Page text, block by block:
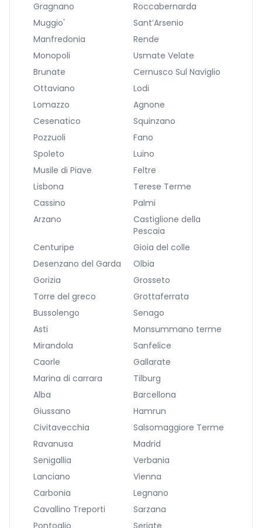
Gragnano
Roccabernarda
Muggio'
Sant’Arsenio
Manfredonia
Rende
Monopoli
Usmate Velate
Brunate
Cernusco Sul Naviglio
Ottaviano
Lodi
Lomazzo
Agnone
Cesenatico
Squinzano
Pozzuoli
Fano
Spoleto
Luino
Musile di Piave
Feltre
Lisbona
Terese Terme
Cassino
Palmi
Arzano
Castiglione della
Pescaia
Centuripe
Gioia del colle
Desenzano del Garda
Olbia
Gorizia
Grosseto
Torre del greco
Grottaferrata
Bussolengo
Senago
Asti
Monsummano terme
Mirandola
Sanfelice
Caorle
Gallarate
Marina di carrara
Tilburg
Alba
Barcellona
Giussano
Hamrun
Civitavecchia
Salsomaggiore Terme
Ravanusa
Madrid
Senigallia
Verbania
Lanciano
Vienna
Carbonia
Legnano
Cavallino Treporti
Sarzana
Pontoglio
Seriate